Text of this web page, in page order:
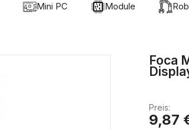
Mini PC Module
Foca
Preis:
9,87